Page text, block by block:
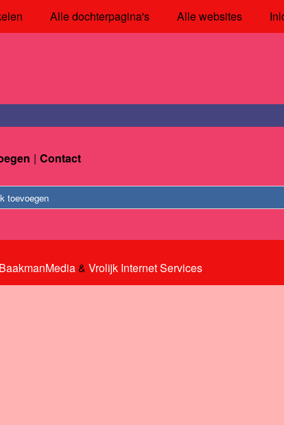
Alle dochterpagina's Alle websites
Contact
toevoegen
BaakmanMedia& Vrolijk Internet Services